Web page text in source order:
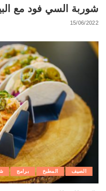
شوربة السي فود مع
15/06/2022
الصيف المطبخ برامج